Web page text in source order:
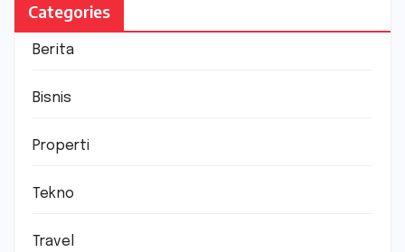
Categories
Berita
Bisnis
Properti
Tekno
Travel